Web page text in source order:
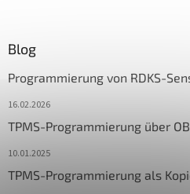
Blog
Programmierung von RDKS-
16.02.2026
TPMS-Programmierung über
10.01.2025
TPMS-Programmierung als